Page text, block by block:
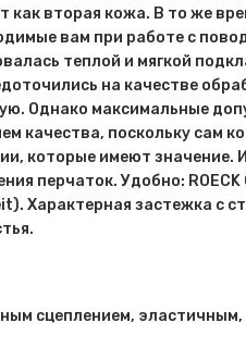
вторая кожа. В то же
вам при работе с
теплой и мягкой
на качестве
Однако максимальные
качества, поскольку сам
которые имеют значение.
перчаток. Удобно: ROECK
Характерная застежка с
сцеплением,